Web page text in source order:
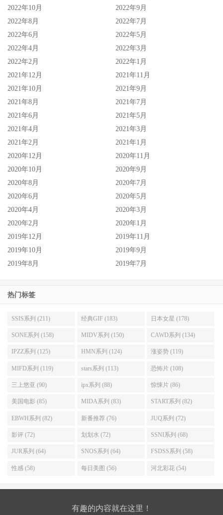
但有两件事我蛮有兴趣的，首先，河北彩伽有在名单内吗？
因为从出道以来她从来不曾演出共演企划，所以我蛮好奇她
会不会借着这次机会破处；接下来就是发行的日期了，以拍
看，这肯定是2024年最吸睛的作品～
2022年10月
2022年9月
2022年8月
2022年7月
2022年6月
2022年5月
2022年4月
2022年3月
2022年2月
2022年1月
2021年12月
2021年11月
2021年10月
2021年9月
2021年8月
2021年7月
2021年6月
2021年5月
2021年4月
2021年3月
2021年2月
2021年1月
2020年12月
2020年11月
2020年10月
2020年9月
2020年8月
2020年7月
2020年6月
2020年5月
2020年4月
2020年3月
2020年2月
2020年1月
2019年12月
2019年11月
2019年10月
2019年9月
2019年8月
2019年7月
热门标签
SSIS系列 (211) 经典GIF (183) 日本女星 (178)
SONE系列 (158) MIDV系列 (150) CAWD系列 (134)
IPZZ系列 (125) HMN系列 (124) 涨姿势 (119)
MIFD系列 (119) stars系列 (113) 恐怖片 (108)
三上悠亚 (90) ipx系列 (88) 惊悚片 (86)
美国电影 (85) MIDA系列 (83) START系列 (82)
EBWH系列 (82) 新番推荐 (76) JUQ系列 (72)
影评 (72) 划划水 (72) SSNI系列 (68)
JUR系列 (64) SNOS系列 (64) FSDSS系列 (58)
性感 (58) 每日美图 (56) 河北彩花 (54)
有趣的内容就在这里！